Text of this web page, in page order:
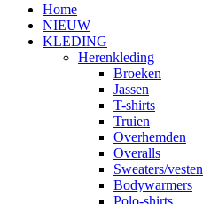
Home
NIEUW
KLEDING
Herenkleding
Broeken
Jassen
T-shirts
Truien
Overhemden
Overalls
Sweaters/vesten
Bodywarmers
Polo-shirts